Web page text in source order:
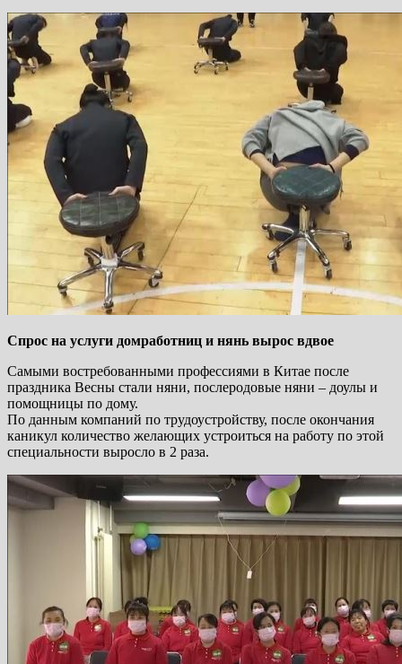
Спрос на услуги домработниц и нянь вырос вдвое
Самыми востребованными профессиями в Китае после
праздника Весны стали няни, послеродовые няни – доулы и
помощницы по дому.
По данным компаний по трудоустройству, после окончания
каникул количество желающих устроиться на работу по этой
специальности выросло в 2 раза.